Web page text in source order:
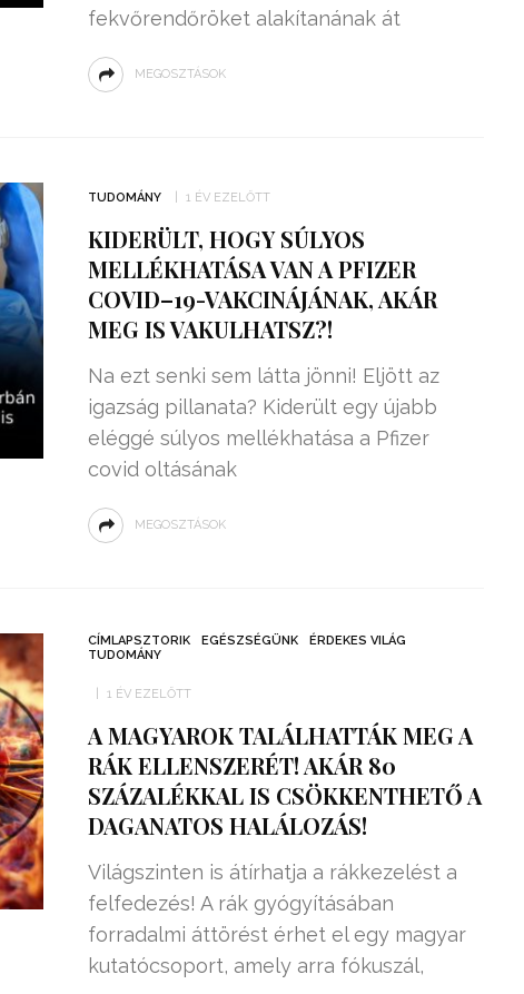
fekvőrendőröket alakítanának át
MEGOSZTÁSOK
TUDOMÁNY 1 ÉV EZELŐTT
KIDERÜLT, HOGY SÚLYOS
MELLÉKHATÁSA VAN A PFIZER
COVID–19-VAKCINÁJÁNAK, AKÁR
MEG IS VAKULHATSZ?!
Na ezt senki sem látta jönni! Eljött az
igazság pillanata? Kiderült egy újabb
eléggé súlyos mellékhatása a Pfizer
covid oltásának
MEGOSZTÁSOK
CÍMLAPSZTORIK EGÉSZSÉGÜNK
ÉRDEKES VILÁG
TUDOMÁNY
1 ÉV EZELŐTT
A MAGYAROK TALÁLHATTÁK MEG A
RÁK ELLENSZERÉT! AKÁR 80
SZÁZALÉKKAL IS CSÖKKENTHETŐ A
DAGANATOS HALÁLOZÁS!
Világszinten is átírhatja a rákkezelést a
felfedezés! A rák gyógyításában
forradalmi áttörést érhet el egy magyar
kutatócsoport, amely arra fókuszál,